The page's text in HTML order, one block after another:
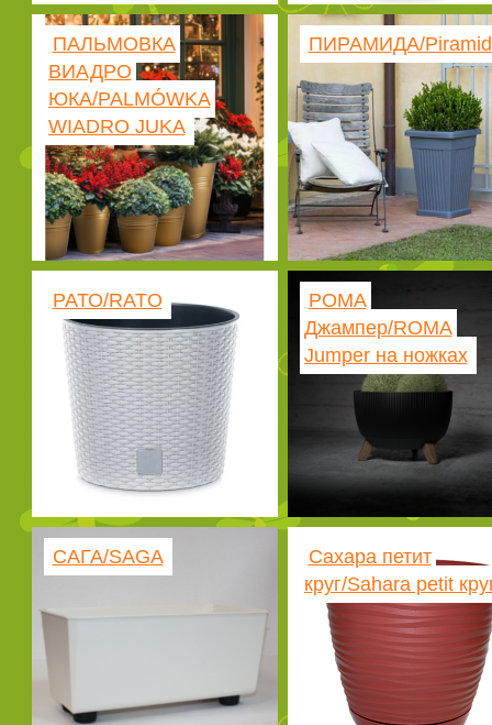
ПАЛЬМОВКА
ВИАДРО
ЮКА/PALMÓWKA
WIADRO JUKA
ПИРАМИДА/
РАТО/RATO
РОМА
Джампер/ROMA
Jumper на ножках
САГА/SAGA
Сахара петит
круг/Sahara petit